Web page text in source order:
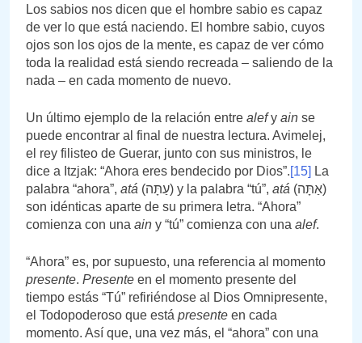
Los sabios nos dicen que el hombre sabio es capaz
de ver lo que está naciendo. El hombre sabio, cuyos
ojos son los ojos de la mente, es capaz de ver cómo
toda la realidad está siendo recreada – saliendo de la
nada – en cada momento de nuevo.
Un último ejemplo de la relación entre alefy ain se
puede encontrar al final de nuestra lectura. Avimelej,
el rey filisteo de Guerar, junto con sus ministros, le
dice a Itzjak: “Ahora eres bendecido por Dios”.[15] La
palabra “ahora”, atá (עַתָּה) y la palabra “tú”, atá (אַתָּה)
son idénticas aparte de su primera letra. “Ahora”
comienza con una ain y “tú” comienza con una alef.
“Ahora” es, por supuesto, una referencia al momento
presente. Presente en el momento presente del
tiempo estás “Tú” refiriéndose al Dios Omnipresente,
el Todopoderoso que está presente en cada
momento. Así que, una vez más, el “ahora” con una